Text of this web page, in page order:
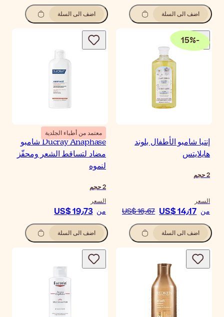
اضف الى السلة اضف الى السلة
-
15%
إنتيا شامبو الأطفال بلوند
هايلايتس
2حجم
السعر
من US$ 14٫17 US$ 16٫67
اضف الى السلة
معتمد من أطباء الجلدية
Ducray Anaphase شامبو
مضاد لتساقط الشعر ومحفّز
لنموه
2حجم
السعر
من US$ 19٫73
اضف الى السلة